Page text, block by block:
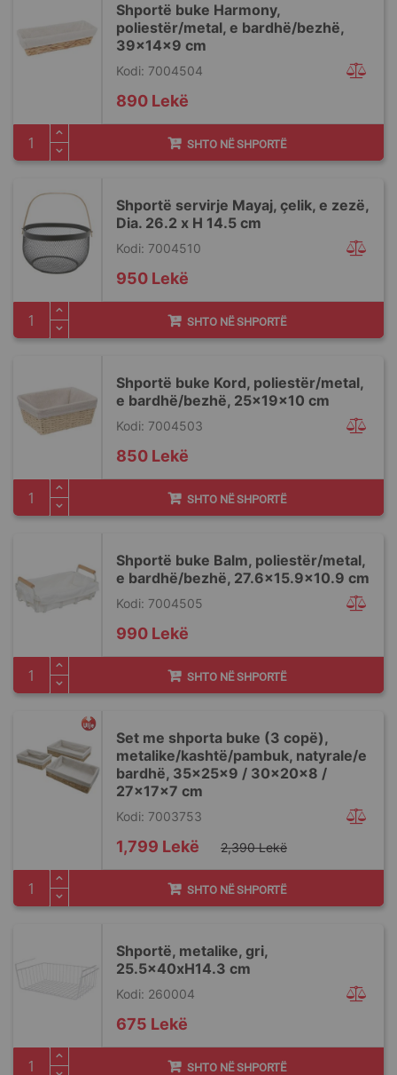
Shportë buke Harmony,
poliestër/metal, e bardhë/bezhë,
39x14x9 cm
Kodi: 7004504
890 Lekë
SHTO NË SHPORTË
Shportë servirje Mayaj, çelik, e zezë,
Dia. 26.2 x H 14.5 cm
Kodi: 7004510
950 Lekë
SHTO NË SHPORTË
Shportë buke Kord, poliestër/metal,
e bardhë/bezhë, 25x19x10 cm
Kodi: 7004503
850 Lekë
SHTO NË SHPORTË
Shportë buke Balm, poliestër/metal,
e bardhë/bezhë, 27.6x15.9x10.9 cm
Kodi: 7004505
990 Lekë
SHTO NË SHPORTË
Set me shporta buke (3 copë),
metalike/kashtë/pambuk, natyrale/e
bardhë, 35x25x9 / 30x20x8 /
27x17x7 cm
Kodi: 7003753
Special
Price
1,799 Lekë 2,390 Lekë
SHTO NË SHPORTË
Shportë, metalike, gri,
25.5x40xH14.3 cm
Kodi: 260004
675 Lekë
SHTO NË SHPORTË